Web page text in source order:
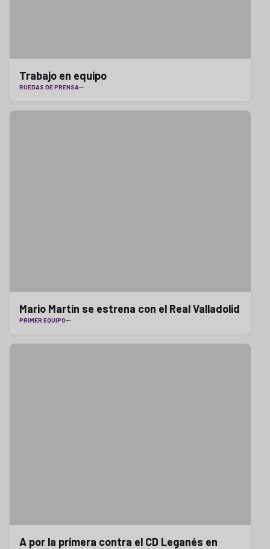
Trabajo en equipo
RUEDAS DE PRENSA
Mario Martín se estrena con el Real Valladolid
PRIMER EQUIPO
A por la primera contra el CD Leganés en